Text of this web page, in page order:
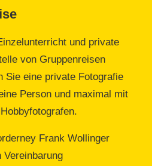
und private
von Gruppenreisen
Sie eine private Fotografie
Person und maximal mit
Frank Wollinger
Vereinbarung